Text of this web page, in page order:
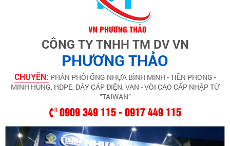
CÔNG TY TNHH TM DV VN
PHƯƠNG THẢO
CHUYÊN: PHÂN PHỐI ỐNG NHỰA BÌNH MINH - TIỀN PHONG -
MINH HÙNG, HDPE, DÂY CÁP ĐIỆN, VAN - VÒI CAO CẤP NHẬP TỪ
“TAIWAN”
0909 349 115 - 0917 449 115